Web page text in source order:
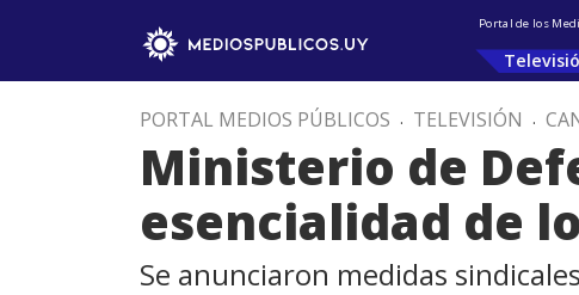
Portal de los
PORTAL MEDIOS PÚBLICOS . TELEVISIÓN .
Ministerio de
esencialidad de
Se anunciaron medidas